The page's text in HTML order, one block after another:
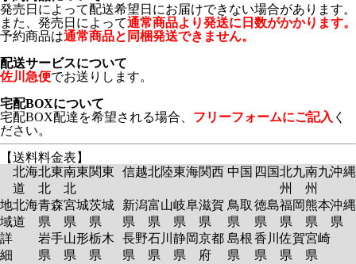
発売日によって配送希望日にお届けできない場合があります。
また、発売日によって通常商品より発送に日数がかかります。
予約商品は通常商品と同梱発送できません。
配送サービスについて
佐川急便でお送りします。
宅配BOXについて
宅配BOX配達を希望される場合、 フリーフォームにご記入 く
ださい。
【送料料金表】
北海
道
北東
北
南東
北
関東 信越北陸東海関西 中国 四国北九
州
南九
州
沖縄
地
域
詳
細
北海
道
青森
県
岩手
県
宮城
県
山形
県
茨城
県
栃木
県
新潟
県
長野
県
富山
県
石川
県
岐阜
県
静岡
県
滋賀
県
京都
府
鳥取
県
島根
県
徳島
県
香川
県
福岡
県
佐賀
県
熊本
県
宮崎
県
沖縄
県